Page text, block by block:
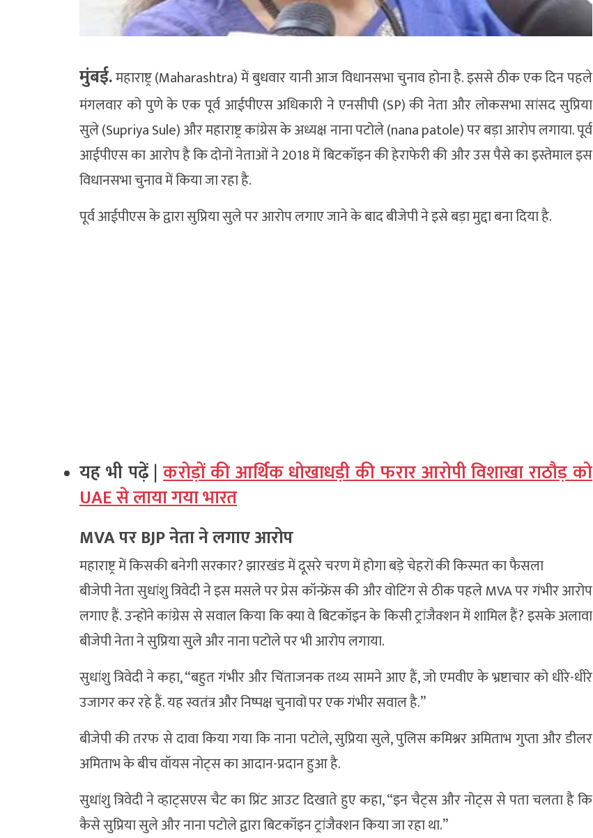
मुंबई.महाराष्ट्र (Maharashtra) में बुधवार यानी आज विधानसभा चुनाव होना है. इससे ठीक एक दिन पहले
मंगलवार को पुणे के एक पूर्व आईपीएस अधिकारी ने एनसीपी (SP) की नेता और लोकसभा सांसद सुप्रिया
सुले (Supriya Sule) और महाराष्ट्र कांग्रेस के अध्यक्ष नाना पटोले (nana patole) पर बड़ा आरोप लगाया. पूर्व
आईपीएस का आरोप है कि दोनों नेताओं ने 2018 में बिटकॉइन की हेराफेरी की और उस पैसे का इस्तेमाल इस
विधानसभा चुनाव में किया जा रहा है.
पूर्व आईपीएस के द्वारा सुप्रिया सुले पर आरोप लगाए जाने के बाद बीजेपी ने इसे बड़ा मुद्दा बना दिया है.
यह भी पढ़ें |करोड़ों की आर्थिक धोखाधड़ी की फरार आरोपी विशाखा राठौड़ को
UAE से लाया गया भारत
MVA पर BJP नेता ने लगाए आरोप
महाराष्ट्र में किसकी बनेगी सरकार? झारखंड में दूसरे चरण में होगा बड़े चेहरों की किस्मत का फैसला
बीजेपी नेता सुधांशु त्रिवेदी ने इस मसले पर प्रेस कॉन्फ्रेंस की और वोटिंग से ठीक पहले MVA पर गंभीर आरोप
लगाए हैं. उन्होंने कांग्रेस से सवाल किया कि क्या वे बिटकॉइन के किसी ट्रांजैक्शन में शामिल हैं? इसके अलावा
बीजेपी नेता ने सुप्रिया सुले और नाना पटोले पर भी आरोप लगाया.
सुधांशु त्रिवेदी ने कहा, “बहुत गंभीर और चिंताजनक तथ्य सामने आए हैं, जो एमवीए के भ्रष्टाचार को धीरे-धीरे
उजागर कर रहे हैं. यह स्वतंत्र और निष्पक्ष चुनावों पर एक गंभीर सवाल है.”
बीजेपी की तरफ से दावा किया गया कि नाना पटोले, सुप्रिया सुले, पुलिस कमिश्नर अमिताभ गुप्ता और डीलर
अमिताभ के बीच वॉयस नोट्स का आदान-प्रदान हुआ है.
सुधांशु त्रिवेदी ने व्हाट्सएस चैट का प्रिंट आउट दिखाते हुए कहा, “इन चैट्स और नोट्स से पता चलता है कि
कैसे सुप्रिया सुले और नाना पटोले द्वारा बिटकॉइन ट्रांजैक्शन किया जा रहा था.”